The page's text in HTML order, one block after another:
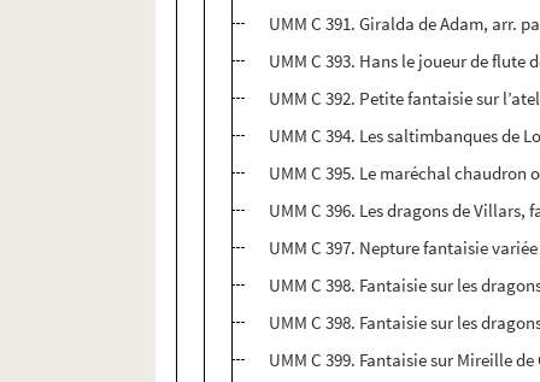
UMM C 391. Giralda de Adam, arr.
UMM C 393. Hans le joueur de flute
UMM C 392. Petite fantaisie sur
UMM C 394. Les saltimbanques de
UMM C 395. Le maréchal chaudron
UMM C 396. Les dragons de
UMM C 397. Nepture fantaisie
UMM C 398. Fantaisie sur les
UMM C 398. Fantaisie sur les
UMM C 399. Fantaisie sur Mireille